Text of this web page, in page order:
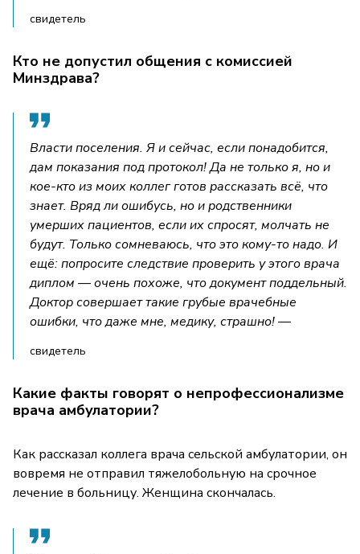
свидетель
Кто не допустил общения с комиссией
Минздрава?
Власти поселения. Я и сейчас, если понадобится,
дам показания под протокол! Да не только я, но и
кое-кто из моих коллег готов рассказать всё, что
знает. Вряд ли ошибусь, но и родственники
умерших пациентов, если их спросят, молчать не
будут. Только сомневаюсь, что это кому-то надо. И
ещё: попросите следствие проверить у этого врача
диплом — очень похоже, что документ поддельный.
Доктор совершает такие грубые врачебные
ошибки, что даже мне, медику, страшно! —
свидетель
Какие факты говорят о непрофессионализме
врача амбулатории?
Как рассказал коллега врача сельской амбулатории, он
вовремя не отправил тяжелобольную на срочное
лечение в больницу. Женщина скончалась.